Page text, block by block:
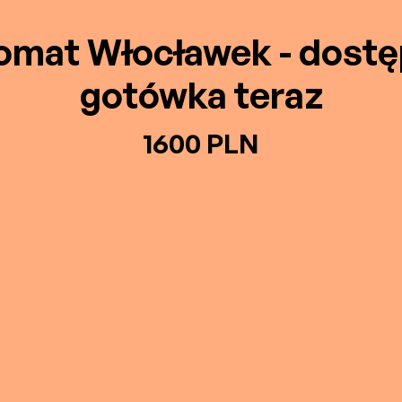
Włocławek -
gotówka teraz
1600 PLN